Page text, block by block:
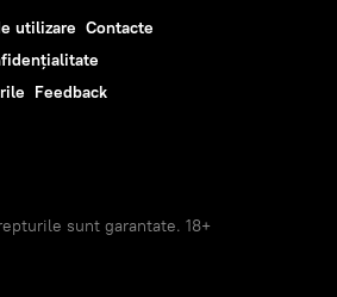
utilizare Contacte
Feedback
sunt garantate. 18+